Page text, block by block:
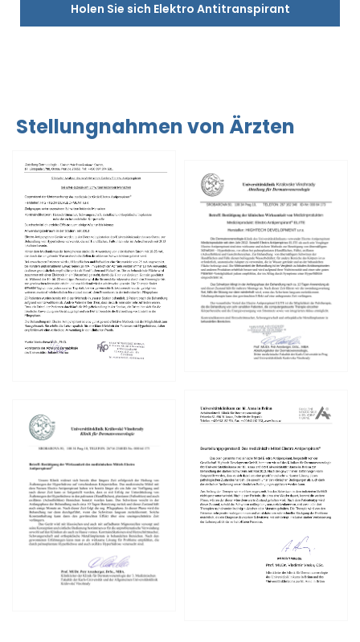
Holen Sie sich Elektro Antitranspirant
Stellungnahmen von Ärzten